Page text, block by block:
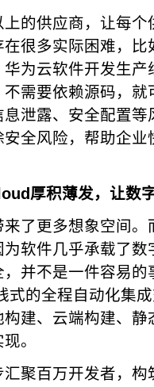
的供应商，让每
很多实际困难，
为云软件开发生产
需要依赖源码，
泄露、安全配置
全风险，帮助企
厚积薄发，让数
了更多想象空间
软件几乎承载了
并不是一件容易
式的全程自动化集
建、云端构建、
。
聚百万开发者，